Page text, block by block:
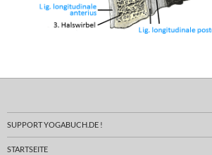
SUPPORT YOGABUCH.DE !
STARTSEITE